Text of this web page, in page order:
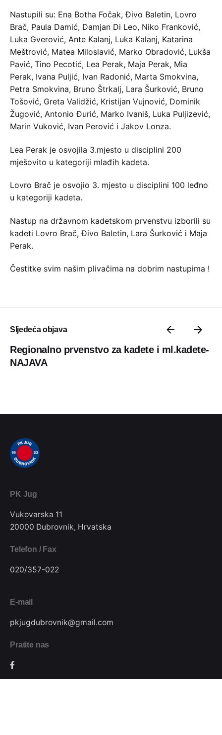
Nastupili su: Ena Botha Fočak, Đivo Baletin, Lovro
Brač, Paula Damić, Damjan Di Leo, Niko Franković,
Luka Gverović, Ante Kalanj, Luka Kalanj, Katarina
Meštrović, Matea Miloslavić, Marko Obradović, Lukša
Pavić, Tino Pecotić, Lea Perak, Maja Perak, Mia
Perak, Ivana Puljić, Ivan Radonić, Marta Smokvina,
Petra Smokvina, Bruno Štrkalj, Lara Šurković, Bruno
Tošović, Greta Validžić, Kristijan Vujnović, Dominik
Žugović, Antonio Đurić, Marko Ivaniš, Luka Puljizević,
Marin Vuković, Ivan Perović i Jakov Lonza.
Lea Perak je osvojila 3.mjesto u disciplini 200
mješovito u kategoriji mlađih kadeta.
Lovro Brač je osvojio 3. mjesto u disciplini 100 leđno
u kategoriji kadeta.
Nastup na državnom kadetskom prvenstvu izborili su
kadeti Lovro Brač, Đivo Baletin, Lara Šurković i Maja
Perak.
Čestitke svim našim plivačima na dobrim nastupima !
Sljedeća objava
Regionalno prvenstvo za kadete i ml.kadete-
NAJAVA
PK Jug
Vukovarska 11
20000 Dubrovnik, Hrvatska
Telefon / Fax
020/357-022
E-mail
pkjugdubrovnik@gmail.com
Pratite nas